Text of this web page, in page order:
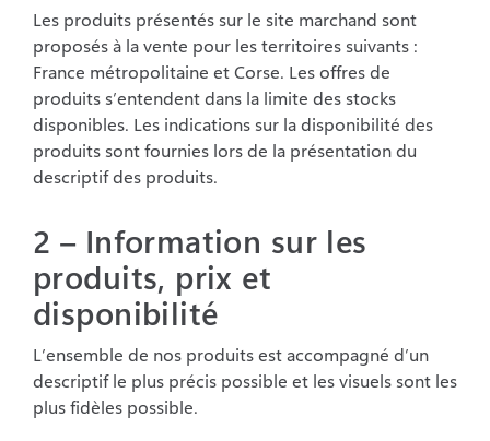
Les produits présentés sur le site marchand sont
proposés à la vente pour les territoires suivants :
France métropolitaine et Corse. Les offres de
produits s’entendent dans la limite des stocks
disponibles. Les indications sur la disponibilité des
produits sont fournies lors de la présentation du
descriptif des produits.
2 – Information sur les
produits, prix et
disponibilité
L’ensemble de nos produits est accompagné d’un
descriptif le plus précis possible et les visuels sont les
plus fidèles possible.